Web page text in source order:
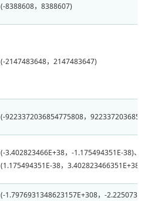
(-8388608，8388607)
(-2147483648，2147483647)
(-9223372036854775808，
(-3.402823466E+38，-1.175494351E-38)、0
(1.175494351E-38，3.402823466351E+38)
(-1.7976931348623157E+308，-